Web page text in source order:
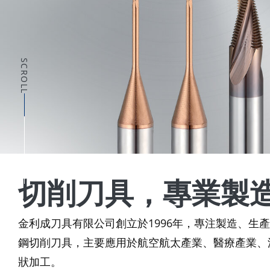
SCROLL
切削刀具，專業製
金利成刀具有限公司創立於1996年，專注製造、生
鋼切削刀具，主要應用於航空航太產業、醫療產業
狀加工。